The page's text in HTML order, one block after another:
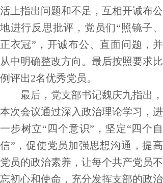
活上指出问题和不足，互相开诚布公
地进行反思批评，党员们“照镜子、
正衣冠”，开诚布公、直面问题，并
从中明确整改方向。最后按照要求比
例评出2名优秀党员。
最后，党支部书记魏庆九指出，
本次会议通过深入政治理论学习，进
一步树立“四个意识”，坚定“四个自
信”，促使党员加强思想沟通，提高
党员的政治素养，让每个共产党员不
忘初心和使命，充分发挥支部的政治